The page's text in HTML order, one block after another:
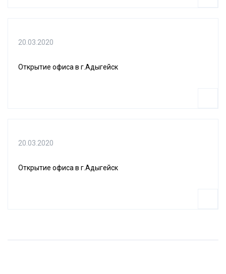
20.03.2020
Открытие офиса в г.Адыгейск
20.03.2020
Открытие офиса в г.Адыгейск